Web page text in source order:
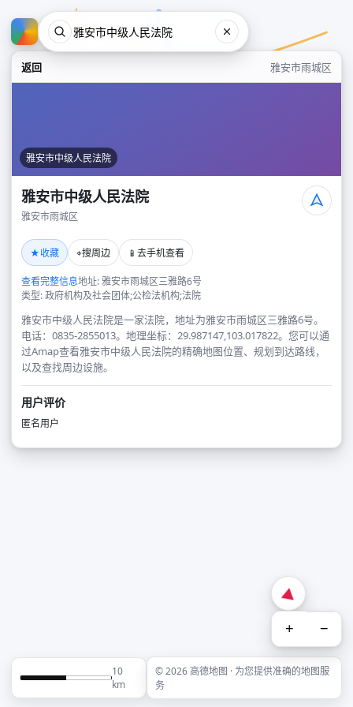
返回 雅安市雨城区
雅安市中级人民法院
雅安市中级人民法院
雅安市雨城区
★收藏 ⌖搜周边 📱 去手机查看
查看完整信息地址: 雅安市雨城区三雅路6号
类型: 政府机构及社会团体;公检法机构;法院
雅安市中级人民法院是一家法院，地址为雅安市雨城区三雅路6号。
电话：0835-2855013。地理坐标：29.987147,103.017822。您可以通
过Amap查看雅安市中级人民法院的精确地图位置、规划到达路线，
以及查找周边设施。
用户评价
匿名用户
+ −
10
km
© 2026 高德地图 · 为您提供准确的地图服
务